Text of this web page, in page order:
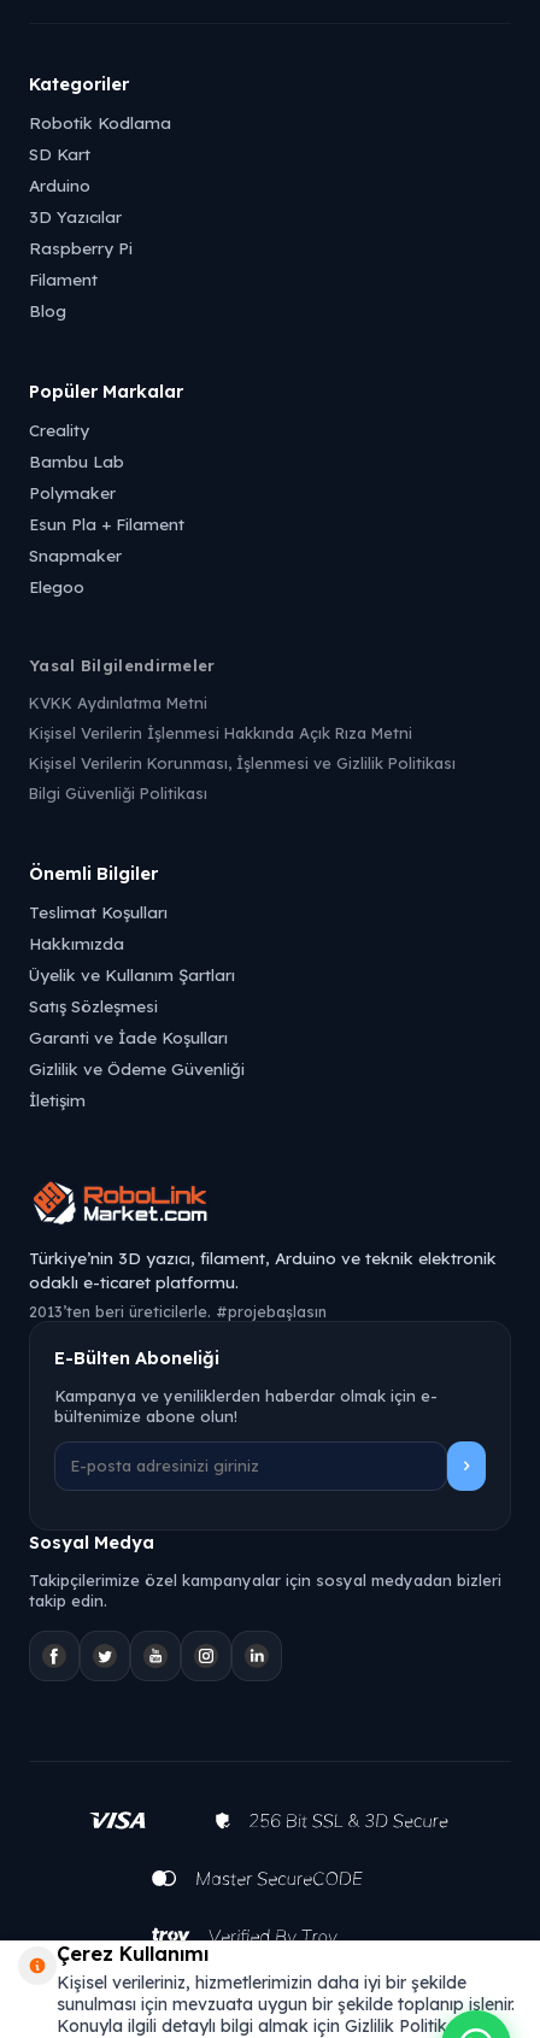
Kategoriler
Robotik Kodlama
SD Kart
Arduino
3D Yazıcılar
Raspberry Pi
Filament
Blog
Popüler Markalar
Creality
Bambu Lab
Polymaker
Esun Pla + Filament
Snapmaker
Elegoo
Yasal Bilgilendirmeler
KVKK Aydınlatma Metni
Kişisel Verilerin İşlenmesi Hakkında Açık Rıza Metni
Kişisel Verilerin Korunması, İşlenmesi ve Gizlilik Politikası
Bilgi Güvenliği Politikası
Önemli Bilgiler
Teslimat Koşulları
Hakkımızda
Üyelik ve Kullanım Şartları
Satış Sözleşmesi
Garanti ve İade Koşulları
Gizlilik ve Ödeme Güvenliği
İletişim
Türkiye’nin 3D yazıcı, filament, Arduino ve teknik elektronik
odaklı e-ticaret platformu.
2013’ten beri üreticilerle. #projebaşlasın
E-Bülten Aboneliği
Kampanya ve yeniliklerden haberdar olmak için e-
bültenimize abone olun!
Sosyal Medya
Takipçilerimize özel kampanyalar için sosyal medyadan bizleri
takip edin.
Çerez Kullanımı
Kişisel verileriniz, hizmetlerimizin daha iyi bir şekilde
sunulması için mevzuata uygun bir şekilde toplanıp işlenir.
Konuyla ilgili detaylı bilgi almak için Gizlilik Politikamızı